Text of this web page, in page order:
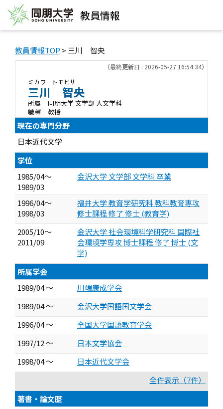
教員情報
教員情報TOP > 三川 智央
（最終更新日 : 2026-05-27 16:54:34）
ミカワ トモヒサ
三川 智央
所属
同朋大学 文学部 人文学科
職種
教授
現在の専門分野
日本近代文学
学位
1985/04～
1989/03
金沢大学 文学部 文学科 卒業
1996/04～
1998/03
福井大学 教育学研究科 教科教育専攻
修士課程 修了 修士 (教育学)
2005/10～
2011/09
金沢大学 社会環境科学研究科 国際社
会環境学専攻 博士課程 修了 博士 (文
学)
所属学会
1989/04 ～
川端康成学会
1989/04 ～
金沢大学国語国文学会
1996/04 ～
全国大学国語教育学会
1997/12 ～
日本文学協会
1998/04 ～
日本近代文学会
全件表示（7件）
著書・論文歴